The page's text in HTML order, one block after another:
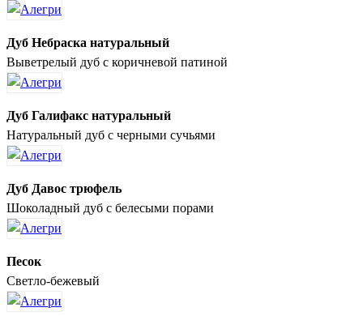
Дуб Небраска натуральный
Выветрелый дуб с коричневой патиной
Дуб Галифакс натуральный
Натуральный дуб с черными сучьями
Дуб Давос трюфель
Шоколадный дуб с белесыми порами
Песок
Светло-бежевый